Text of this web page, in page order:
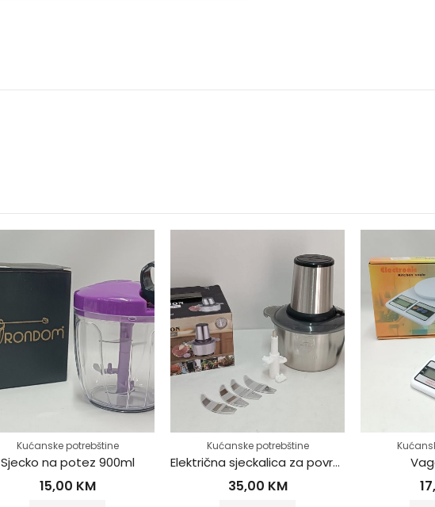
Kućanske potrebštine
Sjecko na potez 900ml
15,00 KM
Kućanske potrebštine
Električna sjeckalica za povrće i meso
35,00 KM